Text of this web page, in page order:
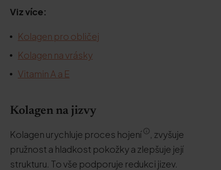
Viz více:
Kolagen pro obličej
Kolagen na vrásky
Vitamin A a E
Kolagen na jizvy
Kolagen urychluje proces hojení
, zvyšuje
pružnost a hladkost pokožky a zlepšuje její
strukturu. To vše podporuje redukci jizev.